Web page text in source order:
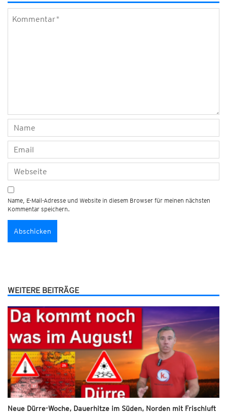
Name, E-Mail-Adresse und Website in diesem Browser für meinen nächsten
Kommentar speichern.
WEITERE BEITRÄGE
Neue Dürre-Woche, Dauerhitze im Süden, Norden mit Frischluft